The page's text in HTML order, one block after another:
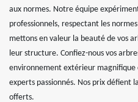
aux normes. Notre équipe
professionnels, respectant les
mettons en valeur la beauté de vos
leur structure. Confiez-nous vos
environnement extérieur
experts passionnés. Nos prix défient
offerts.